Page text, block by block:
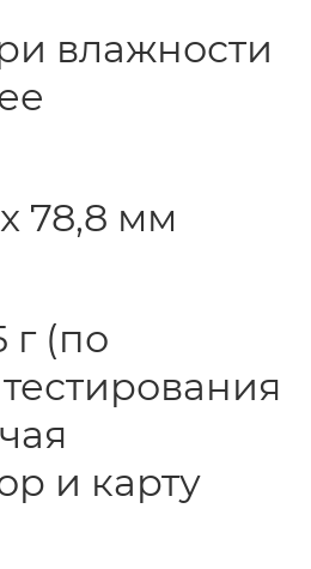
влажности
x 78,8 мм
г (по
и карту